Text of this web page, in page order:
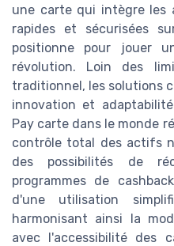
une carte qui intègre les
rapides et sécurisées
positionne pour jouer
révolution. Loin des
traditionnel, les solutions
innovation et
Pay carte dans le monde
contrôle total des actifs
des possibilités de
programmes de
d'une utilisation
harmonisant ainsi la
avec l'accessibilité des